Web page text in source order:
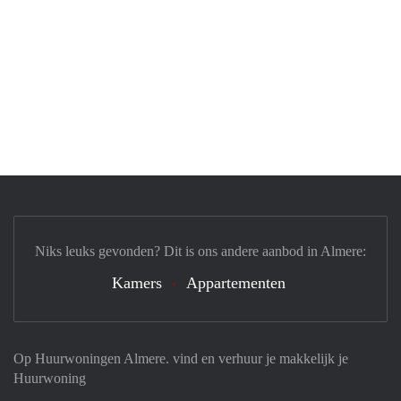
Op Huurwoningen Almere. vind en verhuur je makkelijk je
Huurwoning
Niks leuks gevonden? Dit is ons andere aanbod in Almere:
Kamers Appartementen